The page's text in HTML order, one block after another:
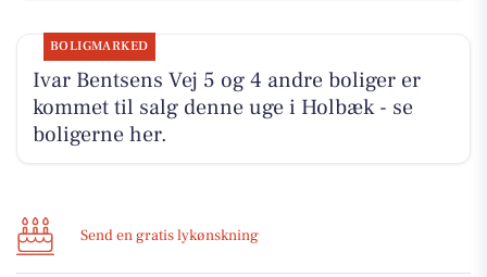
BOLIGMARKED
Ivar Bentsens Vej 5 og 4 andre boliger er
kommet til salg denne uge i Holbæk - se
boligerne her.
Send en gratis lykønskning